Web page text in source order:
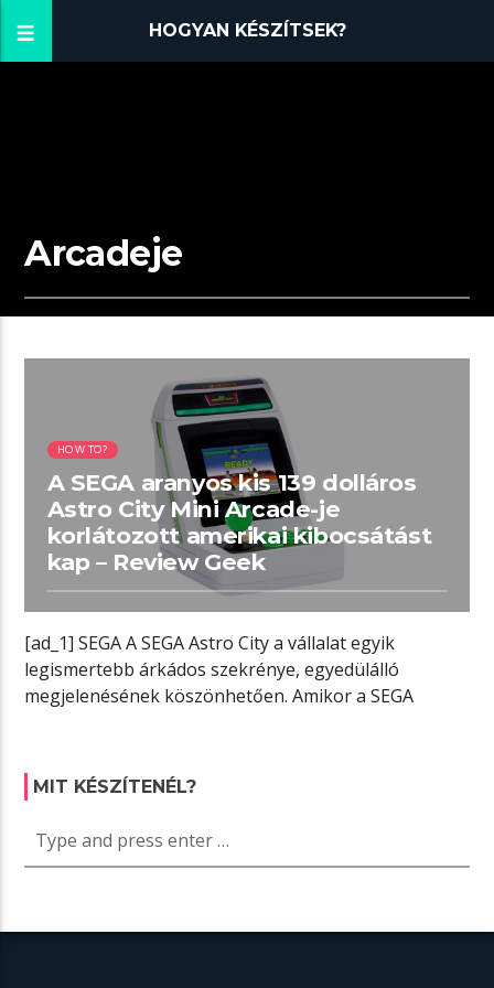
HOGYAN KÉSZÍTSEK?
Arcadeje
01:59 READ TIME
HOW TO?
A SEGA aranyos kis 139 dolláros
Astro City Mini Arcade-je
korlátozott amerikai kibocsátást
kap – Review Geek
[ad_1] SEGA A SEGA Astro City a vállalat egyik
legismertebb árkádos szekrénye, egyedülálló
megjelenésének köszönhetően. Amikor a SEGA
MIT KÉSZÍTENÉL?